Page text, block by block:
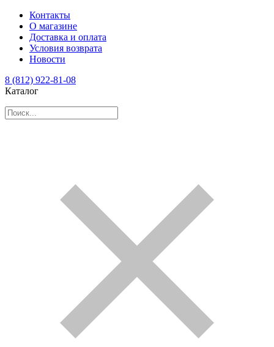
Контакты
О магазине
Доставка и оплата
Условия возврата
Новости
8 (812) 922-81-08
Каталог